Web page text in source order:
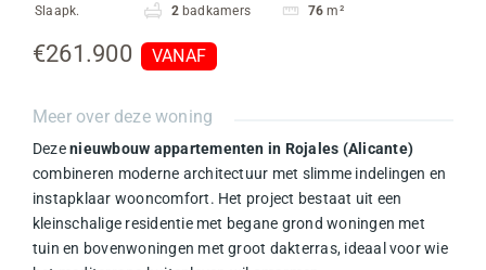
Slaapk.
2 badkamers 76 m²
€261.900 VANAF
Meer over deze woning
Dezenieuwbouw appartementen in Rojales (Alicante)
combineren moderne architectuur met slimme indelingen en
instapklaar wooncomfort. Het project bestaat uit een
kleinschalige residentie met begane grond woningen met
tuin en bovenwoningen met groot dakterras, ideaal voor wie